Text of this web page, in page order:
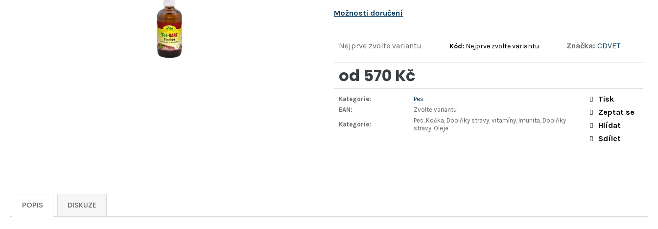
Možnosti doručení
Nejprve zvolte variantu Kód: Nejprve zvolte variantu Značka:CDVET
od 570 Kč
Měrná
cena:
Kategorie:
Pes
EAN:
Zvolte variantu
Kategorie:
Pes, Kočka, Doplňky stravy, vitamíny, Imunita, Doplňky
stravy, Oleje
Tisk
Zeptat se
Hlídat
Sdílet
POPIS DISKUZE